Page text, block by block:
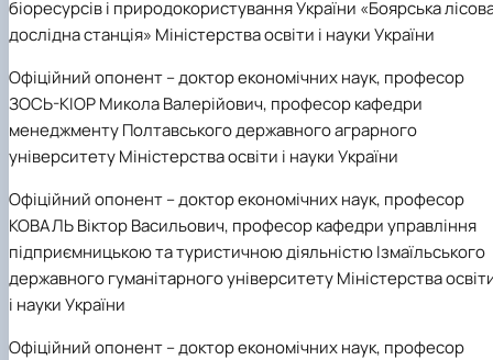
біоресурсів і природокористування України «Боярська
дослідна станція» Міністерства освіти і науки України
Офіційний опонент– доктор економічних наук, професор
ЗОСЬ-КІОР Микола Валерійович, професор кафедри
менеджменту Полтавського державного аграрного
університету Міністерства освіти і науки України
Офіційний опонент– доктор економічних наук, професор
КОВАЛЬ Віктор Васильович, професор кафедри управління
підприємницькою та туристичною діяльністю Ізмаїльського
державного гуманітарного університету Міністерства
і науки України
Офіційний опонент– доктор економічних наук, професор